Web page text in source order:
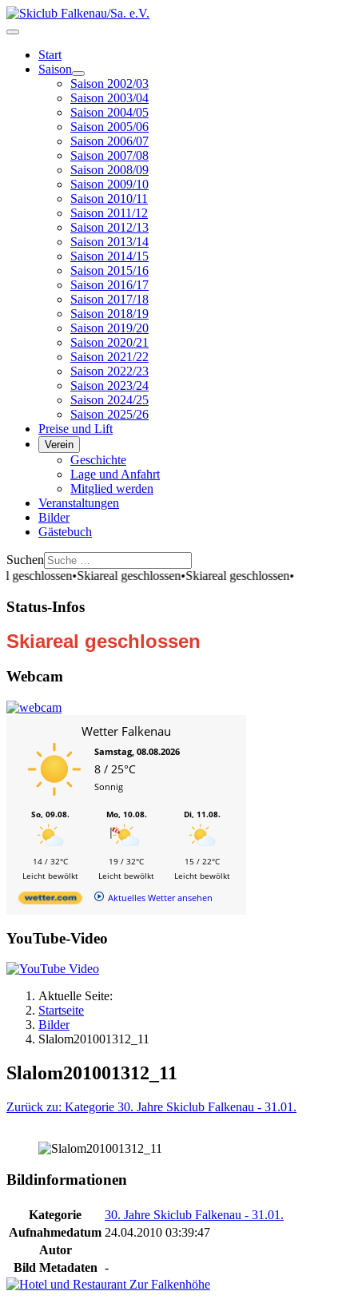
Start
Saison
Saison 2002/03
Saison 2003/04
Saison 2004/05
Saison 2005/06
Saison 2006/07
Saison 2007/08
Saison 2008/09
Saison 2009/10
Saison 2010/11
Saison 2011/12
Saison 2012/13
Saison 2013/14
Saison 2014/15
Saison 2015/16
Saison 2016/17
Saison 2017/18
Saison 2018/19
Saison 2019/20
Saison 2020/21
Saison 2021/22
Saison 2022/23
Saison 2023/24
Saison 2024/25
Saison 2025/26
Preise und Lift
Verein
Geschichte
Lage und Anfahrt
Mitglied werden
Veranstaltungen
Bilder
Gästebuch
Suchen
geschlossen•Skiareal geschlossen•Skiareal geschlossen•
Status-Infos
Skiareal geschlossen
Webcam
Wetter Falkenau
Samstag, 08.08.2026
8 / 25°C
Sonnig
So, 09.08.
14 / 32°C
Leicht bewölkt
Mo, 10.08.
19 / 32°C
Leicht bewölkt
Di, 11.08.
15 / 22°C
Leicht bewölkt
Aktuelles Wetter ansehen
YouTube-Video
Aktuelle Seite:
Startseite
Bilder
Slalom201001312_11
Slalom201001312_11
Zurück zu: Kategorie 30. Jahre Skiclub Falkenau - 31.01.
Bildinformationen
Kategorie
30. Jahre Skiclub Falkenau - 31.01.
Aufnahmedatum 24.04.2010 03:39:47
Autor
Bild Metadaten -